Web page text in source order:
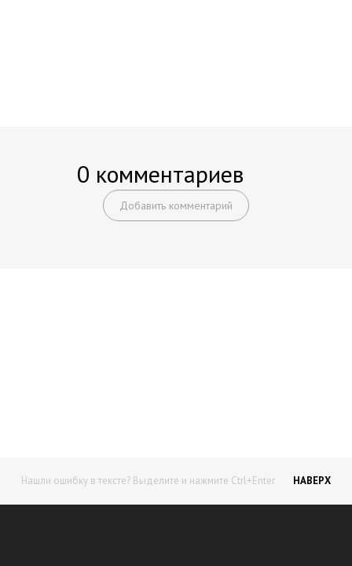
0 комментариев
Добавить комментарий
Нашли ошибку в тексте? Выделите и нажмите Ctrl+Enter НАВЕРХ